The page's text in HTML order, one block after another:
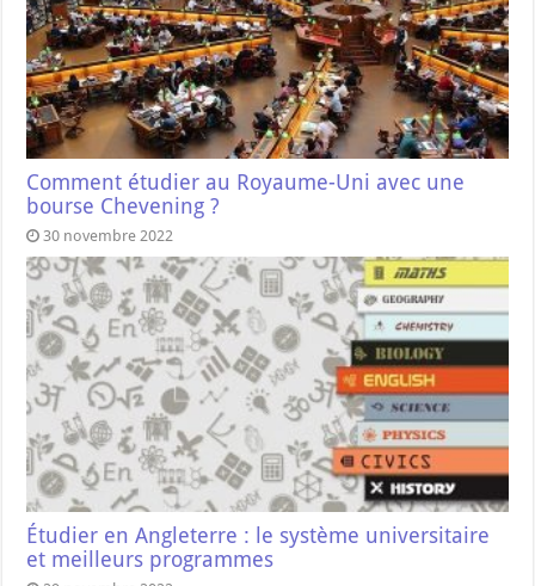
Comment étudier au Royaume-Uni avec une
bourse Chevening ?
30 novembre 2022
Étudier en Angleterre : le système universitaire
et meilleurs programmes